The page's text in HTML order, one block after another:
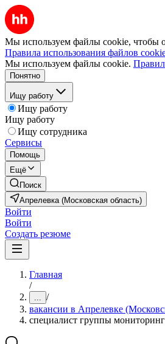
Мы используем файлы cookie, чтобы
Правила использования файлов
Мы используем файлы cookie.
Понятно
Ищу работу
Ищу работу
Ищу работу
Ищу сотрудника
Сервисы
Помощь
Ещё
Поиск
Апрелевка (Московская область)
Войти
Войти
Создать резюме
Главная
/
... /
вакансии в Апрелевке
специалист группы